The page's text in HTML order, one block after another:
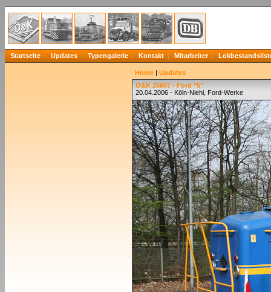
Startseite Updates Typengalerie Kontakt Mitarbeiter
Home | Updates
O&K 26607 - Ford "5"
20.04.2006 - Köln-Niehl, Ford-Werke